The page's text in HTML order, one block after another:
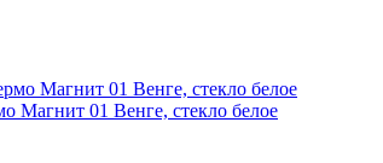
Магнит 01 Венге, стекло белое